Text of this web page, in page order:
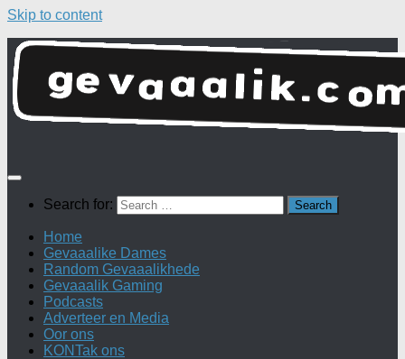
Skip to content
Search for:
Home
Gevaaalike Dames
Random Gevaaalikhede
Gevaaalik Gaming
Podcasts
Adverteer en Media
Oor ons
KONTak ons